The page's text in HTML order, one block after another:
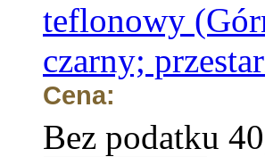
teflonowy
czarny;
Cena:
Bez podatku